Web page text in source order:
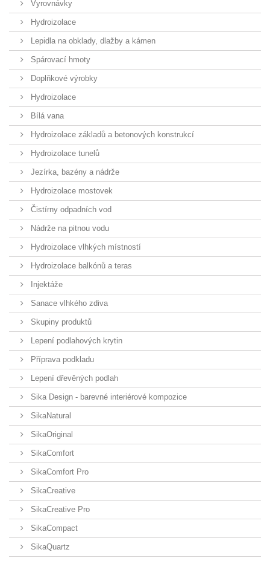
Vyrovnávky
Hydroizolace
Lepidla na obklady, dlažby a kámen
Spárovací hmoty
Doplňkové výrobky
Hydroizolace
Bílá vana
Hydroizolace základů a betonových konstrukcí
Hydroizolace tunelů
Jezírka, bazény a nádrže
Hydroizolace mostovek
Čistírny odpadních vod
Nádrže na pitnou vodu
Hydroizolace vlhkých místností
Hydroizolace balkónů a teras
Injektáže
Sanace vlhkého zdiva
Skupiny produktů
Lepení podlahových krytin
Příprava podkladu
Lepení dřevěných podlah
Sika Design - barevné interiérové kompozice
SikaNatural
SikaOriginal
SikaComfort
SikaComfort Pro
SikaCreative
SikaCreative Pro
SikaCompact
SikaQuartz